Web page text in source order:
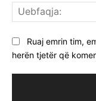
Ruaj emrin tim,
herën tjetër që